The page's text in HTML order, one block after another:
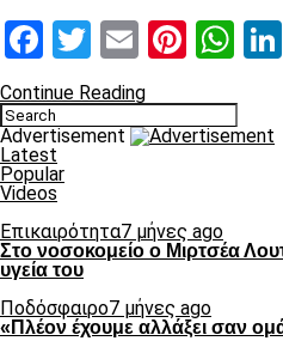
Facebook
Twitter
Email
Continue Reading
Advertisement
Latest
Popular
Videos
Επικαιρότητα7 μήνες ago
Στο νοσοκομείο ο Μιρτσέα
υγεία του
Ποδόσφαιρο7 μήνες ago
«Πλέον έχουμε αλλάξει σαν